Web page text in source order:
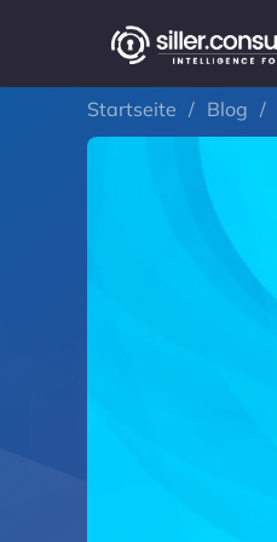
Startseite / Blog /